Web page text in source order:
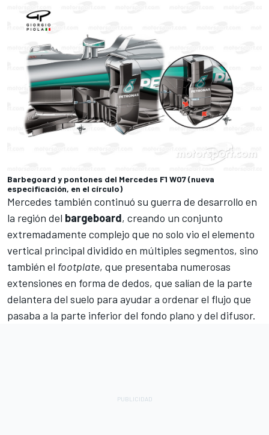
Barbegoard y pontones del Mercedes F1 W07 (nueva
especificación, en el círculo)
Mercedes también continuó su guerra de desarrollo en
la región del bargeboard, creando un conjunto
extremadamente complejo que no solo vio el elemento
vertical principal dividido en múltiples segmentos, sino
también el footplate, que presentaba numerosas
extensiones en forma de dedos, que salían de la parte
delantera del suelo para ayudar a ordenar el flujo que
pasaba a la parte inferior del fondo plano y del difusor.